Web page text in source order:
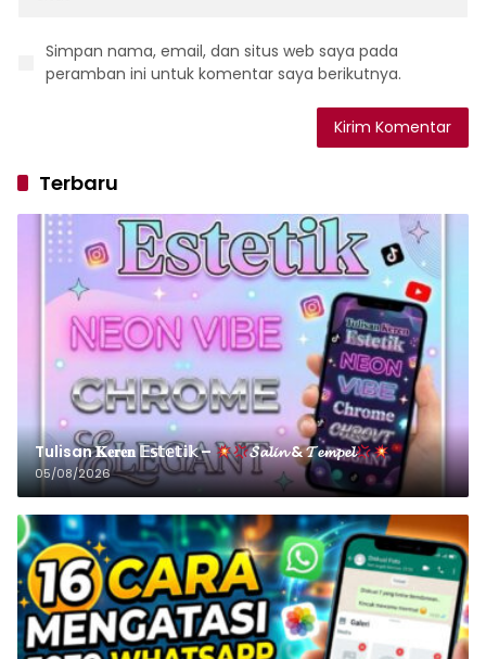
Simpan nama, email, dan situs web saya pada
peramban ini untuk komentar saya berikutnya.
Terbaru
Tulisan 𝐊𝐞𝐫𝐞𝐧 𝔼𝕤𝕥𝕖𝕥𝕚𝕜 – 𝓢𝓪𝓵𝓲𝓷 & 𝓣𝓮𝓶𝓹𝓮𝓵
05/08/2026